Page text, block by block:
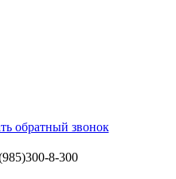
обратный звонок
8-300